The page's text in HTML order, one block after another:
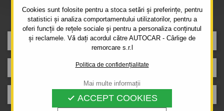
Cookies sunt folosite pentru a stoca setări și preferințe, pentru
statistici și analiza comportamentului utilizatorilor, pentru a
oferi funcții de rețele sociale și pentru a personaliza conținutul
și reclamele. Vă dați acordul către AUTOCAR - Cârlige de
remorcare s.r.l
Politica de confidențialitate
 ACCEPT COOKIES
Mai multe informații
mașina
FIAT